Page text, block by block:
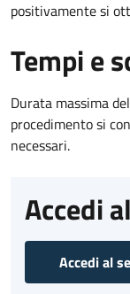
positivamente si
Tempi e
Durata massima
procedimento si
necessari.
Accedi
Accedi al